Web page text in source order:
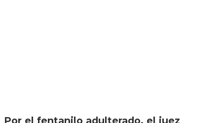
Por el fentanilo adulterado, el juez